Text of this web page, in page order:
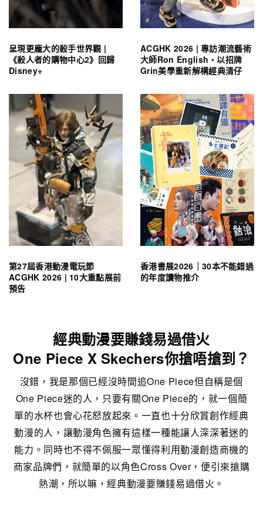
呈現更龐大的殺手世界觀 |
《殺人者的購物中心2》回歸
Disney+
ACGHK 2026 | 專訪潮流藝術
大師Ron English・以招牌
Grin美學重新解構經典清仔
第27屆香港動漫電玩節
ACGHK 2026 | 10大重點展前
預告
香港書展2026｜30本不能錯過
的年度讀物推介
經典動漫要賺錢易過借火
One Piece X Skechers你搶唔搶到？
沒錯，我是那個已經沒時間追One Piece但自稱是個
One Piece迷的人，只要有關One Piece的，就一個簡
單的水杯也會心花怒放起來。一直也十分欣賞創作經典
動漫的人，讓動漫角色擁有這樣一種能讓人深深著迷的
能力。同時也不得不佩服一眾懂得利用動漫創造商機的
商家品牌們，就簡單的以角色Cross Over，便引來搶購
熱潮，所以嘛，經典動漫要賺錢易過借火。